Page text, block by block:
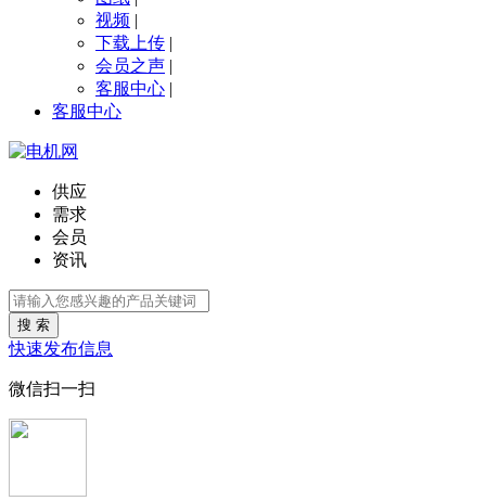
视频 |
下载上传 |
会员之声 |
客服中心 |
客服中心
供应
需求
会员
资讯
搜 索
快速发布信息
微信扫一扫